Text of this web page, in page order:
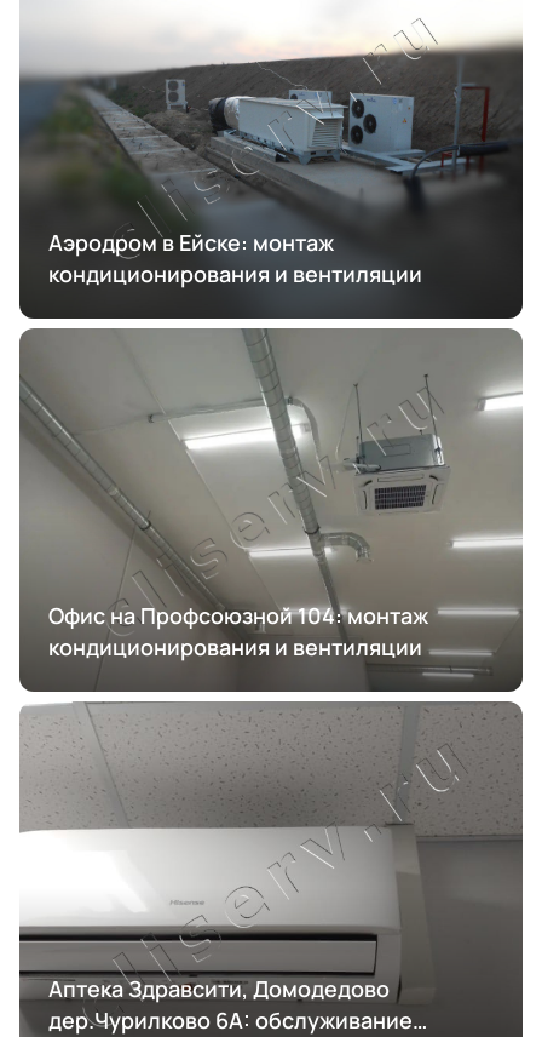
Аэродром в Ейске: монтаж
кондиционирования и вентиляции
Офис на Профсоюзной 104: монтаж
кондиционирования и вентиляции
Аптека Здравсити, Домодедово
дер.Чурилково 6А: обслуживание